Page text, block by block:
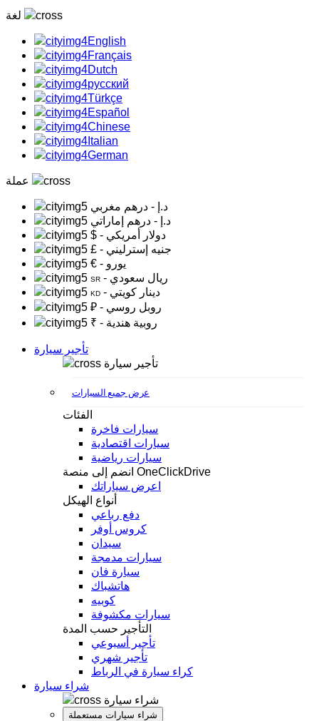
English
Français
Dutch
русский
Türkçe
Español
Chinese
Italian
German
د.إ - درهم مغربي
د.إ - درهم إماراتي
$
- دولار أمريكي
£
- جنيه إسترليني
€
- يورو
SR - ريال سعودي
KD
- دينار كويتي
₽
- روبل روسي
₹
- روبية هندية
تأجير سيارة
تأجير سيارة
عرض جميع السيارات
الفئات
سيارات فاخرة
سيارات اقتصادية
سيارات رياضية
انضم إلى منصة OneClickDrive
اعرض سياراتك
أنواع الهيكل
دفع رباعي
كروس أوفر
سيدان
سيارات مدمجة
سيارة فان
هاتشباك
كوبيه
سيارات مكشوفة
التأجير حسب المدة
تأجير أسبوعي
تأجير شهري
كراء سيارة في الرباط
شراء سيارة
شراء سيارة
شراء سيارات مستعملة